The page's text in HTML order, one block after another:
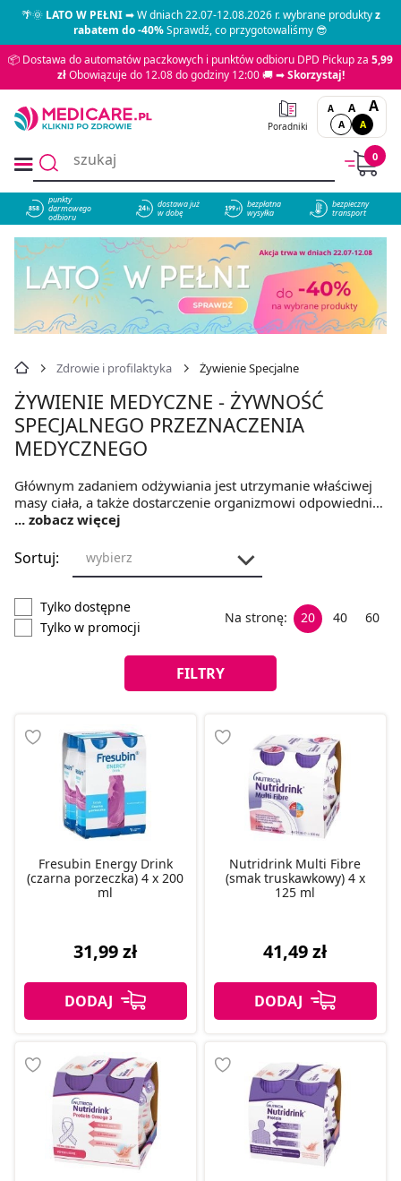
🌴🌞LATO W PEŁNI➡ W dniach 22.07-12.08.2026 r. wybrane produktyz
rabatem do -40%Sprawdź, co przygotowaliśmy 😎
📦 Dostawa do automatów paczkowych i punktów odbioru DPD Pickup za 5,99
złObowiązuje do 12.08 do godziny 12:00 🚚 ➡Skorzystaj!
Poradniki
A A A
A A
0
858
punkty
darmowego
odbioru
dostawa już
w dobę
bezpłatna
wysyłka
bezpieczny
transport
Zdrowie i profilaktyka Żywienie Specjalne
ŻYWIENIE MEDYCZNE - ŻYWNOŚĆ
SPECJALNEGO PRZEZNACZENIA
MEDYCZNEGO
Głównym zadaniem odżywiania jest utrzymanie właściwej
masy ciała, a także dostarczenie organizmowi odpowiedniej
ilości energii i wszystkich składników odżywczych, które są
(WHO) wyróżniła w życiu człowieka kilka etapów, w których
prawidłowo zbilansowana dieta odgrywają kluczową rolę
... zobacz więcej
Sortuj: wybierz
Tylko dostępne
Tylko w promocji
Na stronę: 20 40 60
FILTRY
Fresubin Energy Drink
(czarna porzeczka) 4 x 200
ml
31,99 zł
Nutridrink Multi Fibre
(smak truskawkowy) 4 x
125 ml
41,49 zł